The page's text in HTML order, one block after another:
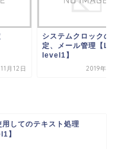
月12日
システムクロックの
定、メール管理【
level1】
2019年11
用してのテキスト処理
】